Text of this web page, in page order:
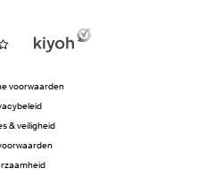
voorwaarden
& veiligheid